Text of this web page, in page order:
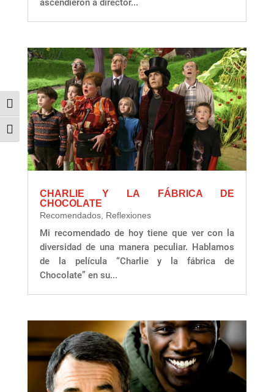
Alternar alto contraste
Alternar tamaño de letra
ascendieron a director...
CHARLIE Y LA FÁBRICA DE
CHOCOLATE
Recomendados, Reflexiones
Mi recomendado de hoy tiene que ver con la
diversidad de una manera peculiar. Hablamos
de la película “Charlie y la fábrica de
Chocolate” en su...